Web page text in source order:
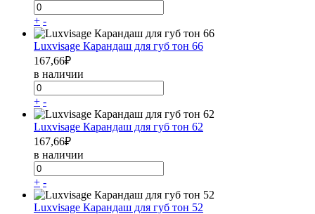
+ -
Luxvisage Карандаш для губ тон 66
167,66₽
в наличии
+ -
Luxvisage Карандаш для губ тон 62
167,66₽
в наличии
+ -
Luxvisage Карандаш для губ тон 52